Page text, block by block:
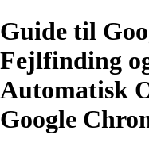
Guide til
Fejlfinding
Automatisk
Google